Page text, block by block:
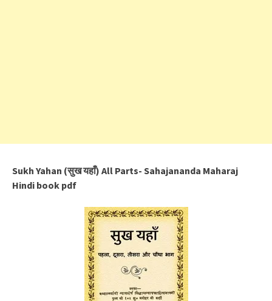
Sukh Yahan (सुख यहाँ) All Parts- Sahajananda Maharaj
Hindi book pdf